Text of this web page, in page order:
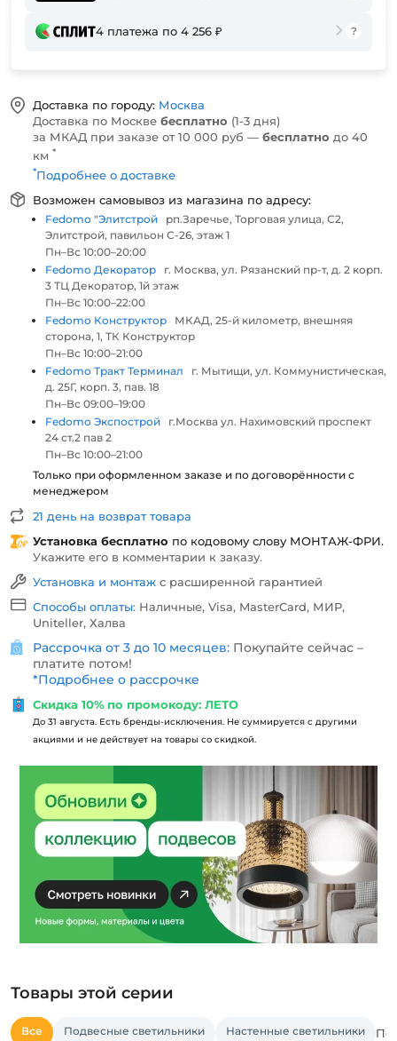
4 платежа по 4 256 ₽
Доставка по городу: Москва
Доставка по Москве бесплатно (1-3 дня)
за МКАД при заказе от 10 000 руб — бесплатно до 40
км *
*Подробнее о доставке
Возможен самовывоз из магазина по адресу:
Fedomo "Элитстрой
рп.Заречье, Торговая улица, С2,
Элитстрой, павильон С-26, этаж 1
Пн–Вс 10:00–20:00
Fedomo Декоратор
г. Москва, ул. Рязанский пр-т, д. 2 корп.
3 ТЦ Декоратор, 1й этаж
Пн–Вс 10:00–22:00
Fedomo Конструктор
МКАД, 25-й километр, внешняя
сторона, 1, ТК Конструктор
Пн–Вс 10:00–21:00
Fedomo Тракт Терминал
г. Мытищи, ул. Коммунистическая,
д. 25Г, корп. 3, пав. 18
Пн–Вс 09:00–19:00
Fedomo Экспострой
г.Москва ул. Нахимовский проспект
24 ст.2 пав 2
Пн–Вс 10:00–21:00
Только при оформленном заказе и по договорённости с
менеджером
21 день на возврат товара
Установка бесплатно по кодовому слову МОНТАЖ-ФРИ.
Укажите его в комментарии к заказу.
Установка и монтаж с расширенной гарантией
Способы оплаты: Наличные, Visa, MasterCard, МИР,
Uniteller, Халва
Рассрочка от 3 до 10 месяцев: Покупайте сейчас –
платите потом!
*Подробнее о рассрочке
Скидка 10% по промокоду: ЛЕТО
До 31 августа. Есть бренды-исключения. Не суммируется с другими
акциями и не действует на товары со скидкой.
Товары этой серии
Все Подвесные светильники Настенные светильники